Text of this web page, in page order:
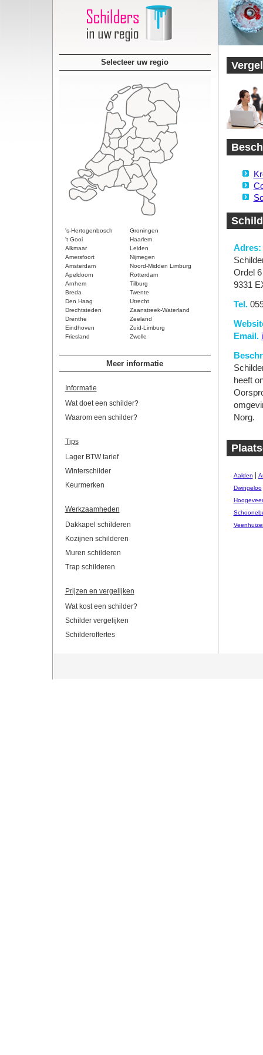
Selecteer uw regio
's-Hertogenbosch
Groningen
't Gooi
Haarlem
Alkmaar
Leiden
Amersfoort
Nijmegen
Amsterdam
Noord-Midden Limburg
Apeldoorn
Rotterdam
Arnhem
Tilburg
Breda
Twente
Den Haag
Utrecht
Drechtsteden
Zaanstreek-Waterland
Drenthe
Zeeland
Eindhoven
Zuid-Limburg
Friesland
Zwolle
Meer informatie
Informatie
Wat doet een schilder?
Waarom een schilder?
Tips
Lager BTW tarief
Winterschilder
Keurmerken
Werkzaamheden
Dakkapel schilderen
Kozijnen schilderen
Muren schilderen
Trap schilderen
Prijzen en vergelijken
Wat kost een schilder?
Schilder vergelijken
Schilderoffertes
Adres:
Ordel 6
9331
Tel.
Email.
heeft
Norg.
Aalden
Dwingeloo